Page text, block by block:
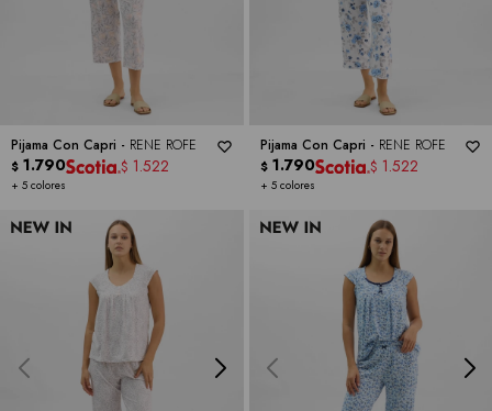
Pijama Con Capri - RENE ROFE
+ 5 colores
$ 1.790 $ 1.522
Pijama Con Capri - RENE ROFE
+ 5 colores
$ 1.790 $ 1.522